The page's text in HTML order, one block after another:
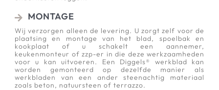
MONTAGE
Wij verzorgen alleen de levering. U zorgt zelf voor de
plaatsing en montage van het blad, spoelbak en
kookplaat of u schakelt een aannemer,
keukenmonteur of zzp-er in die deze werkzaamheden
voor u kan uitvoeren. Een Diggels® werkblad kan
worden gemonteerd op dezelfde manier als
werkbladen van een ander steenachtig materiaal
zoals beton, natuursteen of terrazzo.